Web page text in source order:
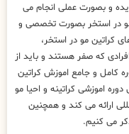
و بصورت عملی انجام می
مو در استخر بصورت تخصصی و
مو در استخر،
که صفر هستند و باید از
کامل و جامع اموزش کراتین
اموزشی کراتینه و احیا مو
ارائه می کند و همچنین
می کنیم.